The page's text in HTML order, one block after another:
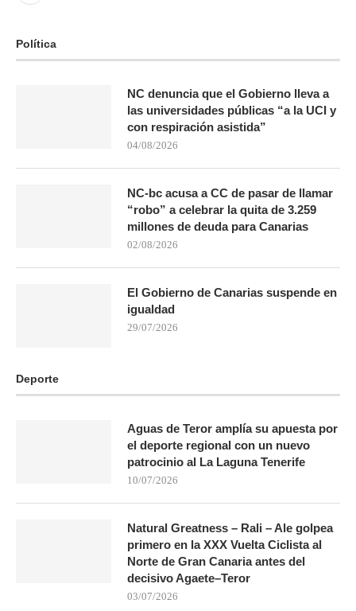
Política
NC denuncia que el Gobierno lleva a
las universidades públicas “a la UCI y
con respiración asistida”
04/08/2026
NC-bc acusa a CC de pasar de llamar
“robo” a celebrar la quita de 3.259
millones de deuda para Canarias
02/08/2026
El Gobierno de Canarias suspende en
igualdad
29/07/2026
Deporte
Aguas de Teror amplía su apuesta por
el deporte regional con un nuevo
patrocinio al La Laguna Tenerife
10/07/2026
Natural Greatness – Rali – Ale golpea
primero en la XXX Vuelta Ciclista al
Norte de Gran Canaria antes del
decisivo Agaete–Teror
03/07/2026